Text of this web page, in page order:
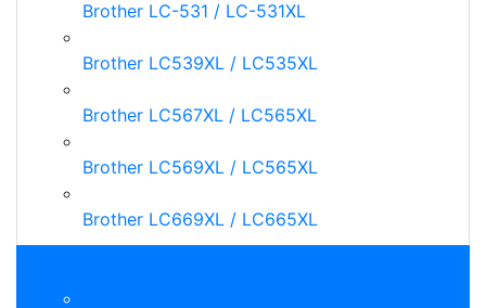
Brother LC-531 / LC-531XL
Brother LC539XL / LC535XL
Brother LC567XL / LC565XL
Brother LC569XL / LC565XL
Brother LC669XL / LC665XL